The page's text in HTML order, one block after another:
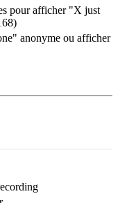
pour afficher "X just
anonyme ou afficher